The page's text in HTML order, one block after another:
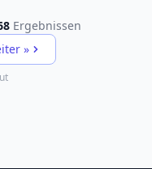
Ergebnissen
»